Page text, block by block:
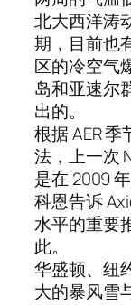
北大西洋涛
期，目前也
区的冷空气
岛和亚速尔
出的。
根据 AER
法，上一次
是在 2009 年
科恩告诉
水平的重要
此。
华盛顿、纽
大的暴风雪